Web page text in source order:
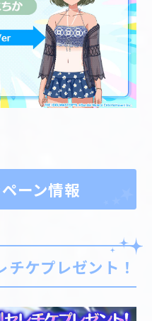
ーン情報
ケプレゼント！